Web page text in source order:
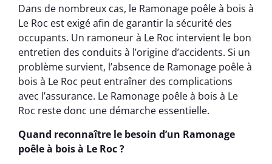
Dans de nombreux cas, le Ramonage poêle à bois à
Le Roc est exigé afin de garantir la sécurité des
occupants. Un ramoneur à Le Roc intervient le bon
entretien des conduits à l’origine d’accidents. Si un
problème survient, l’absence de Ramonage poêle à
bois à Le Roc peut entraîner des complications
avec l’assurance. Le Ramonage poêle à bois à Le
Roc reste donc une démarche essentielle.
Quand reconnaître le besoin d’un Ramonage
poêle à bois à Le Roc ?